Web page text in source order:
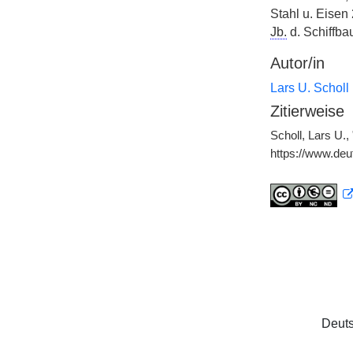
Stahl u. Eisen
Jb. d.
Autor/in
Lars U. Scholl
Zitierweise
Scholl, Lars U.,
https://